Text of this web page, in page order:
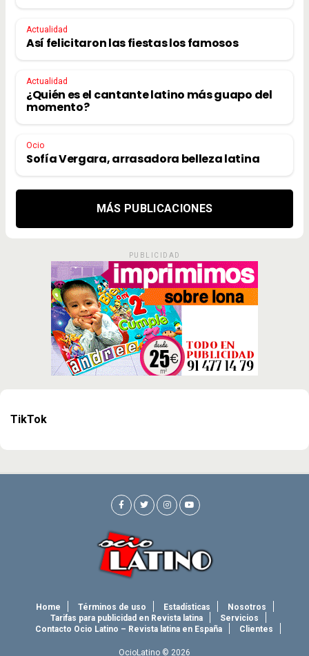
Actualidad
Así felicitaron las fiestas los famosos
Actualidad
¿Quién es el cantante latino más guapo del
momento?
Ocio
Sofía Vergara, arrasadora belleza latina
MÁS PUBLICACIONES
PUBLICIDAD
TikTok
Home Términos de uso Estadísticas
Nosotros
Tarifas para publicidad en Revista latina
Servicios
Contacto Ocio Latino – Revista latina en España
Clientes
OcioLatino © 2026